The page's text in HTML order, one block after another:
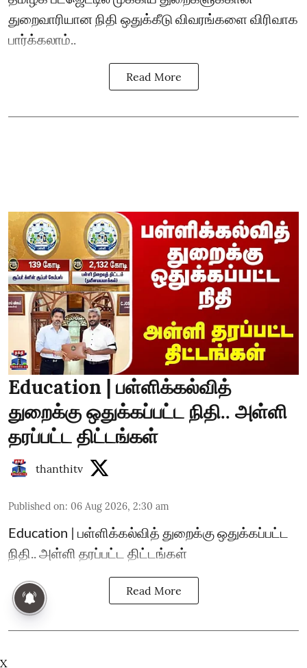
துறைவாரியான நிதி ஒதுக்கீடு விவரங்களை விரிவாக
பார்க்கலாம்..
Read More
Education | பள்ளிக்கல்வித்
துறைக்கு ஒதுக்கப்பட்ட நிதி.. அள்ளி
தரப்பட்ட திட்டங்கள்
thanthitv
Published on: 06 Aug 2026, 2:30 am
Education | பள்ளிக்கல்வித் துறைக்கு ஒதுக்கப்பட்ட
நிதி.. அள்ளி தரப்பட்ட திட்டங்கள்
Read More
X